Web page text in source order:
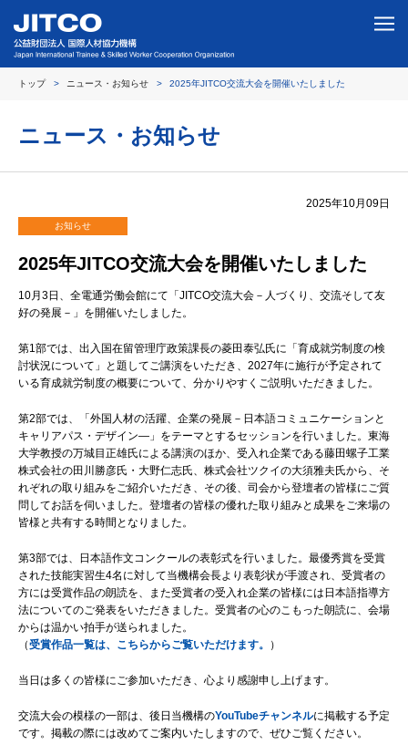
トップ ニュース・お知らせ 2025年JITCO交流大会を開催いたしました
ニュース・お知らせ
2025年10月09日
お知らせ
2025年JITCO交流大会を開催いたしました
10月3日、全電通労働会館にて「JITCO交流大会－人づくり、交流そして友
好の発展－」を開催いたしました。
第1部では、出入国在留管理庁政策課長の菱田泰弘氏に「育成就労制度の検
討状況について」と題してご講演をいただき、2027年に施行が予定されて
いる育成就労制度の概要について、分かりやすくご説明いただきました。
第2部では、「外国人材の活躍、企業の発展－日本語コミュニケーションと
キャリアパス・デザイン―」をテーマとするセッションを行いました。東海
大学教授の万城目正雄氏による講演のほか、受入れ企業である藤田螺子工業
株式会社の田川勝彦氏・大野仁志氏、株式会社ツクイの大須雅夫氏から、そ
れぞれの取り組みをご紹介いただき、その後、司会から登壇者の皆様にご質
問してお話を伺いました。登壇者の皆様の優れた取り組みと成果をご来場の
皆様と共有する時間となりました。
第3部では、日本語作文コンクールの表彰式を行いました。最優秀賞を受賞
された技能実習生4名に対して当機構会長より表彰状が手渡され、受賞者の
方には受賞作品の朗読を、また受賞者の受入れ企業の皆様には日本語指導方
法についてのご発表をいただきました。受賞者の心のこもった朗読に、会場
からは温かい拍手が送られました。
（受賞作品一覧は、こちらからご覧いただけます。 ）
当日は多くの皆様にご参加いただき、心より感謝申し上げます。
交流大会の模様の一部は、後日当機構のYouTubeチャンネルに掲載する予定
です。掲載の際には改めてご案内いたしますので、ぜひご覧ください。